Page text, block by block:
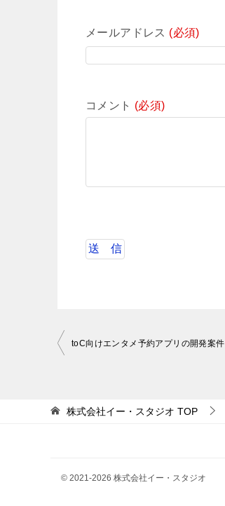
メールアドレス (必須)
コメント (必須)
投
ビ
シ
toC向けエンタメ予約アプリの開発案件
株式会社イー・スタジオ TOP
© 2021-2026 株式会社イー・スタジオ